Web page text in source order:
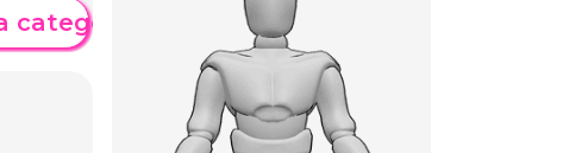
categoria